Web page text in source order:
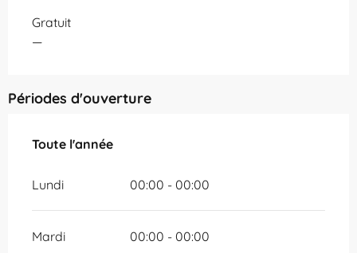
Gratuit
—
Périodes d'ouverture
Toute l'année
Toute l'année
Lundi 00:00 - 00:00
Mardi 00:00 - 00:00